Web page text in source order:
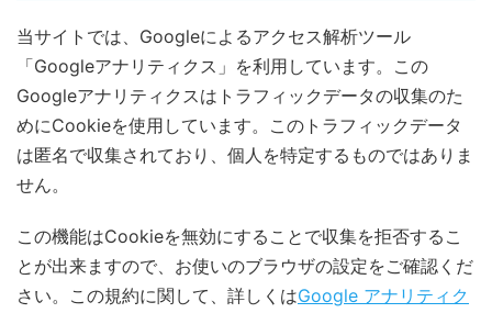
当サイトでは、Googleによるアクセス解析ツール
「Googleアナリティクス」を利用しています。この
Googleアナリティクスはトラフィックデータの収集のた
めにCookieを使用しています。このトラフィックデータ
は匿名で収集されており、個人を特定するものではありま
せん。
この機能はCookieを無効にすることで収集を拒否するこ
とが出来ますので、お使いのブラウザの設定をご確認くだ
さい。この規約に関して、詳しくはGoogle アナリティク